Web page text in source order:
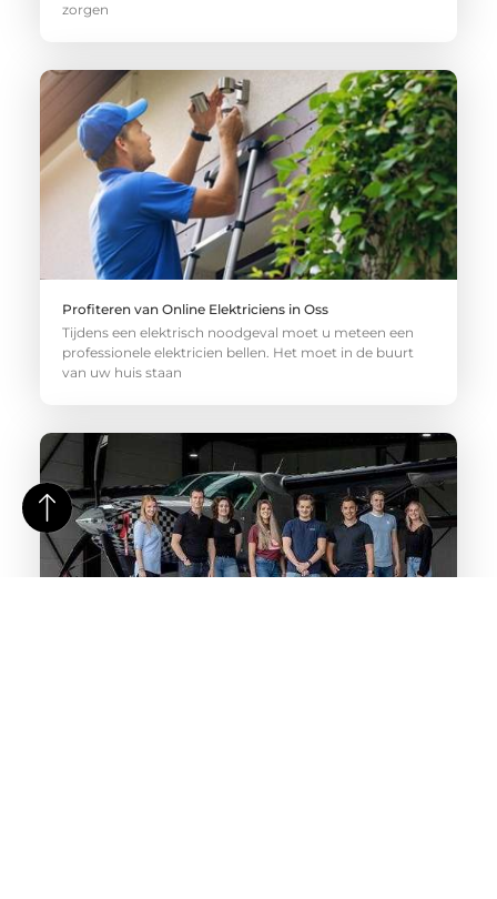
zorgen
Profiteren van Online Elektriciens in Oss
Tijdens een elektrisch noodgeval moet u meteen een
professionele elektricien bellen. Het moet in de buurt
van uw huis staan